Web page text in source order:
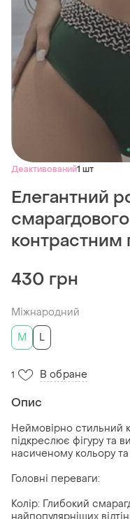
Деактивований1 шт
Елегантний
контрастним
430 грн
Міжнародний
M
L
1 В обране
Опис
Неймовірно стильний
підкреслює фігуру та
насиченому кольору
Головні переваги:
Колір: Глибокий